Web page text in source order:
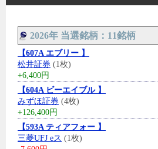
2026年 当選銘柄：11銘柄
【607A エブリー 】
松井証券 (1枚)
+6,400円
【604A ビーエイブル 】
みずほ証券 (4枚)
+126,400円
【593A ティアフォー 】
三菱UFJ eス (1枚)